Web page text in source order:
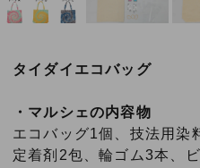
タイダイエコバッグ
・マルシェの内容物
エコバッグ1個、技法用染
定着剤2包、輪ゴム3本、